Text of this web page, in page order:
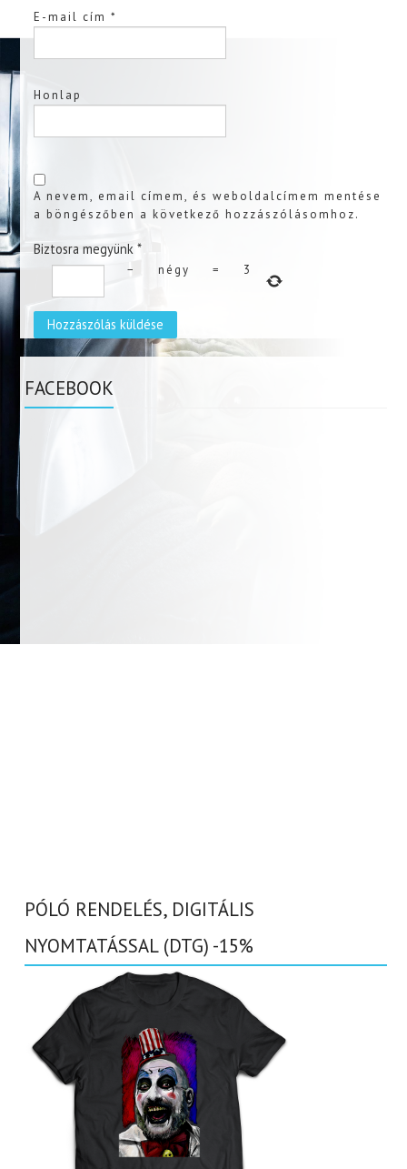
E-mail cím*
Honlap
A nevem, email címem, és weboldalcímem mentése
a böngészőben a következő hozzászólásomhoz.
Biztosra megyünk *
− négy = 3
FACEBOOK
PÓLÓ RENDELÉS, DIGITÁLIS
NYOMTATÁSSAL (DTG) -15%